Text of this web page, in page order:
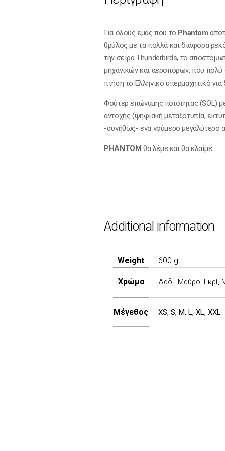
Για όλους εμάς που το Phantom
θρύλος με τα πολλά και διάφορα
την σειρά Τhunderbirds, το
μηχανικών και αεροπόρων, που πολύ
πτήση το Ελληνικό υπερμαχητικό για
Φούτερ επώνυμης ποιότητας (SOL)
αντοχής (ψηφιακή μεταξοτυπία,
-συνήθως- ενα νούμερο μεγαλύτερο
PHANTOM θα λέμε και θα κλαίμε ….
Additional information
Weight 600 g
Χρώμα Λαδί, Μαύρο, Γκρί,
Mέγεθος XS, S, M, L, XL, XXL